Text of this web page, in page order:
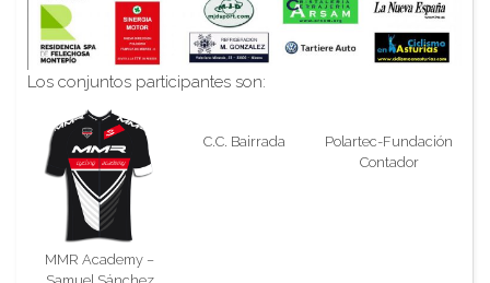
Los conjuntos participantes son:
MMR Academy –
C.C. Bairrada
Polartec-Fundación
Contador